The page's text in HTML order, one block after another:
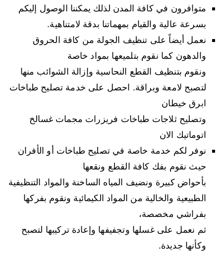
متوافرون في كافة المدن لذلك يمكننا الوصول إليكم
بسرعة عالية والقيام بمهماتنا بدقة لامتناهية.
نعمل أيضاً على تنظيف الجولة من كافة الحروق
والدهون كما نقوم بتلميعها بمواد خاصة
ونقوم بتنظيف القطع النحاسية وإزالة الشوائب منها
لتصبح لامعة وبراقة. احصل على خدمة تصليح طباخات
ابرق خيطان
وتصليح ثلاجات طباخات فريزرات مجمات غسالخ
اتوماتيك الان
نوفر لكم خدمة خاصة في تصليح طباخات أو الأفران
حيث نقوم بفك كافة القطع ونقعها
بأحواض كبيرة ونضيف المياه الساخنة والمواد التنظيفية
الطبيعية والخالية من المواد الكيمائية ونقوم بفركها
بفراشي مخصصة،
ثم نعمل على غسلها وتجفيفها وإعادة تركيبها لتصبح
وكأنها جديدة.